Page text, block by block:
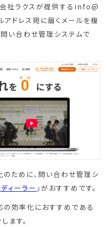
会社ラクスが提供するinfo@
ドレス宛に届くメールを複
い合わせ管理システムで
ために、問い合わせ管理シ
ィーラー 」がおすすめです。
効率化におすすめである
ます。